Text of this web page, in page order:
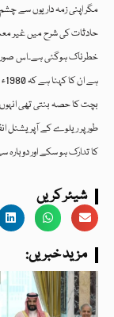
مگر اپنی زمہ داریوں سے
حادثات کی شرح میں غیر
خطرناک ہوگئی ہے۔اس
بچت کا حصہ بنتی تھی
طور پر ریلوے کے آپریشنل
کا تدارک ہو سکے اور
شیئر کریں
:مزید خبریں